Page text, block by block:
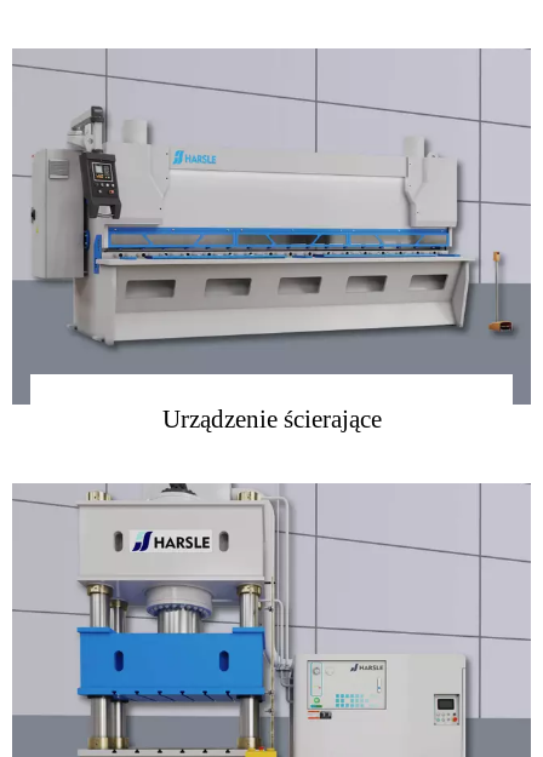
więcej
Urządzenie ścierające
więcej